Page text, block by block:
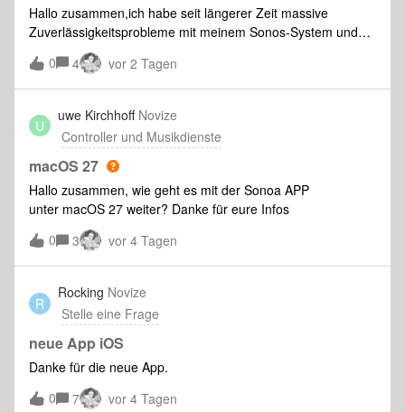
Hallo zusammen,ich habe seit längerer Zeit massive
Zuverlässigkeitsprobleme mit meinem Sonos-System und
bin mittlerweile ziemlich frustriert.Mein Setup besteht aus:●
2× Sonos Play:5 Gen. 2● 1× Sonos Era 100● 1× Sonos Arc
Ultra● FRITZ!Box 5690 Pro mit
0 4 vor 2 Tagen
U
uwe Kirchhoff Novize
Controller und Musikdienste
macOS 27
Hallo zusammen, wie geht es mit der Sonoa APP
unter macOS 27 weiter? Danke für eure Infos
0
3 vor 4 Tagen
R
Rocking Novize
Stelle eine Frage
neue App iOS
Danke für die neue App.
0
7 vor 4 Tagen